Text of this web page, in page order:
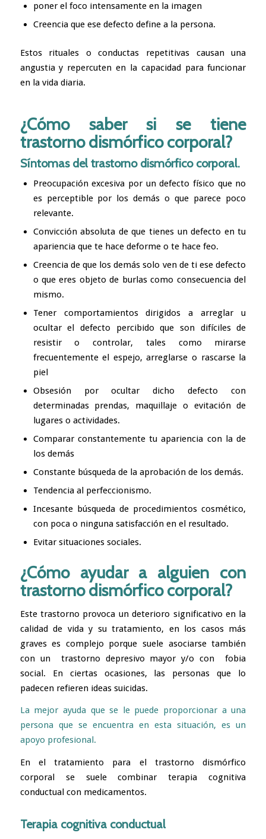
poner el foco intensamente en la imagen
Creencia que ese defecto define a la persona.
Estos rituales o conductas repetitivas causan una
angustia y repercuten en la capacidad para funcionar
en la vida diaria.
¿Cómo saber si se tiene
trastorno dismórfico corporal?
Síntomas del trastorno dismórfico corporal.
Preocupación excesiva por un defecto físico que no
es perceptible por los demás o que parece poco
relevante.
Convicción absoluta de que tienes un defecto en tu
apariencia que te hace deforme o te hace feo.
Creencia de que los demás solo ven de ti ese defecto
o que eres objeto de burlas como consecuencia del
mismo.
Tener comportamientos dirigidos a arreglar u
ocultar el defecto percibido que son difíciles de
resistir o controlar, tales como mirarse
frecuentemente el espejo, arreglarse o rascarse la
piel
Obsesión por ocultar dicho defecto con
determinadas prendas, maquillaje o evitación de
lugares o actividades.
Comparar constantemente tu apariencia con la de
los demás
Constante búsqueda de la aprobación de los demás.
Tendencia al perfeccionismo.
Incesante búsqueda de procedimientos cosmético,
con poca o ninguna satisfacción en el resultado.
Evitar situaciones sociales.
¿Cómo ayudar a alguien con
trastorno dismórfico corporal?
Este trastorno provoca un deterioro significativo en la
calidad de vida y su tratamiento, en los casos más
graves es complejo porque suele asociarse también
con un trastorno depresivo mayor y/o confobia
social. En ciertas ocasiones, las personas que lo
padecen refieren ideas suicidas.
La mejor ayuda que se le puede proporcionar a una
persona que se encuentra en esta situación, es un
apoyo profesional.
En el tratamiento para el trastorno dismórfico
corporal se suele combinar terapia cognitiva
conductual con medicamentos.
Terapia cognitiva conductual